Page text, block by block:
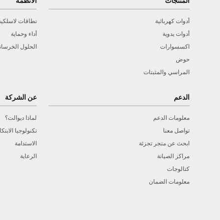
أدوات كهربائية
أدوات يدوية
اكسسوارات
حوض
المراسي والمثبتات
نطاقات
أداء وحماية
الحلول
الدعم
معلومات الدعم
تواصل معنا
ابحث عن متجر تجزئة
مراكز الصيانة
كتالوجات
معلومات الضمان
عن الشركة
لماذا ديوالت؟
تكنولوجيا
الاستدامة
الرعاية